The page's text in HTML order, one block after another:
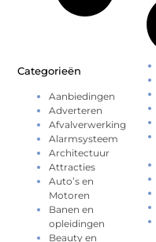
Categorieën
Aanbiedingen
Adverteren
Afvalverwerking
Alarmsysteem
Architectuur
Attracties
Auto’s en
Motoren
Banen en
opleidingen
Beauty en